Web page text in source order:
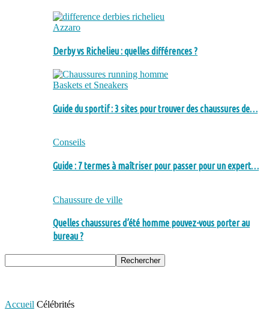
Azzaro
Derby vs Richelieu : quelles différences ?
Baskets et Sneakers
Guide du sportif : 3 sites pour trouver des chaussures de…
Conseils
Guide : 7 termes à maîtriser pour passer pour un expert…
Chaussure de ville
Quelles chaussures d’été homme pouvez-vous porter au
bureau ?
Accueil Célébrités